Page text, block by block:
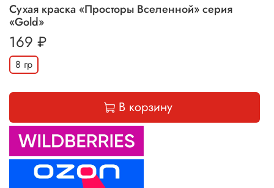
Сухая краска «Просторы Вселенной» серия
«Gold»
169 ₽
8 гр
В корзину